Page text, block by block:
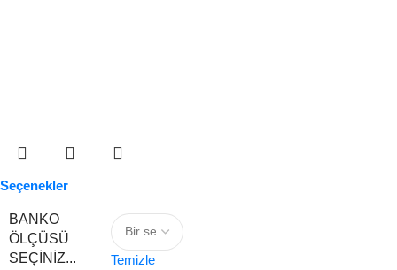
Seçenekler
BANKO
ÖLÇÜSÜ
SEÇINIZ...
Temizle